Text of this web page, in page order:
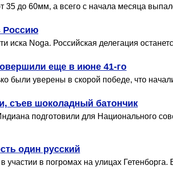
35 до 60мм, а всего с начала месяца
Россию
иска Noga. Российская делегация
еще в июне 41-го
были уверены в скорой победе, что
съев шоколадный батончик
подготовили для Национального
один русский
в погромах на улицах